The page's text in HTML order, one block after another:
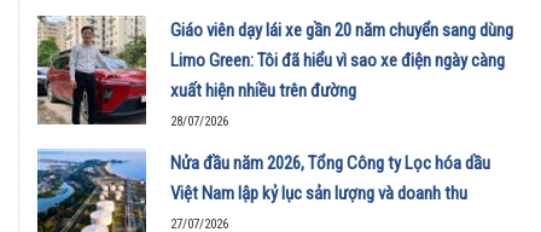
Giáo viên dạy lái xe gần 20 năm chuyển sang dùng
Limo Green: Tôi đã hiểu vì sao xe điện ngày càng
xuất hiện nhiều trên đường
28/07/2026
Nửa đầu năm 2026, Tổng Công ty Lọc hóa dầu
Việt Nam lập kỷ lục sản lượng và doanh thu
27/07/2026